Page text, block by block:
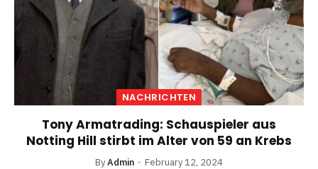
NACHRICHTEN
Tony Armatrading: Schauspieler aus
Notting Hill stirbt im Alter von 59 an Krebs
ByAdmin February 12, 2024